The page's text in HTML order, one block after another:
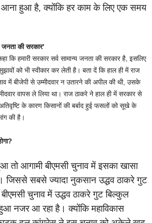
आना हुआ है, क्योंकि हर काम के लिए एक समय
जनता की सरकार’
कि हमारी सरकार सर्व सामान्य जनता की सरकार है, इसलिए
को भी स्वीकार कर लेती है। बता दें कि हाल ही में राज
में बीजेपी से उम्मीदवार न उतारने की अपील की थी, उसके
वापस ले लिया था। राज ठाकरे ने हाल ही में सरकार से
अतिवृष्टि के कारण किसानों की बर्बाद हुई फसलों को सूखे के
की है।
आगामी बीएमसी चुनाव में इसका खासा
सबसे ज्यादा नुकसान उद्धव ठाकरे गुट
चुनाव में उद्धव ठाकरे गुट बिल्कुल
नजर आ रहा है। क्योंकि महाविकास